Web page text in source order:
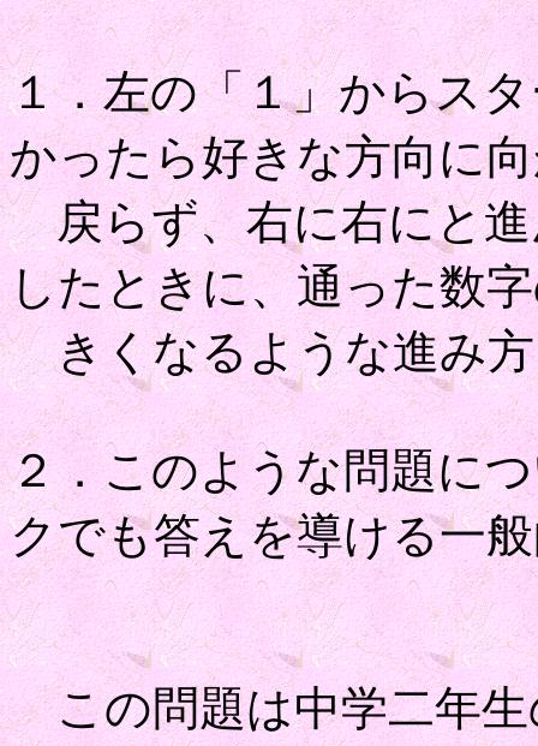
１．左の「１」からス
かったら好きな方向に
戻らず、右に右にと進
したときに、通った数
きくなるような進み方
２．このような問題に
クでも答えを導ける一
この問題は中学二年生